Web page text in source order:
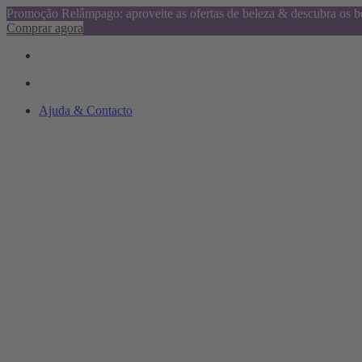
Promoção Relâmpago: aproveite as ofertas de beleza & descubra os
Comprar agora
Ajuda & Contacto